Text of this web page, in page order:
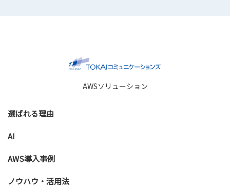
AWSソリューション
選ばれる理由
AI
AWS導入事例
ノウハウ・活用法